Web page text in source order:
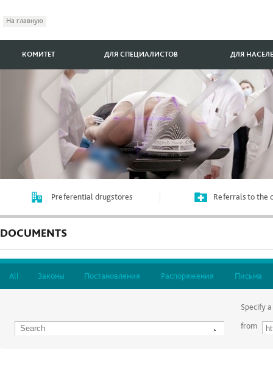
На главную
КОМИТЕТ ДЛЯ СПЕЦИАЛИСТОВ ДЛЯ
Preferential drugstores Referrals to the
DOCUMENTS
All Законы Постановления Распоряжения Письма
Specify
from